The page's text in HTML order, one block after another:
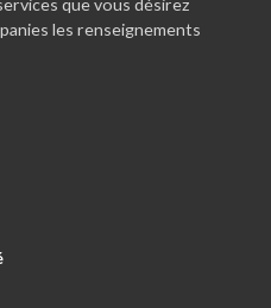
que vous désirez
les renseignements